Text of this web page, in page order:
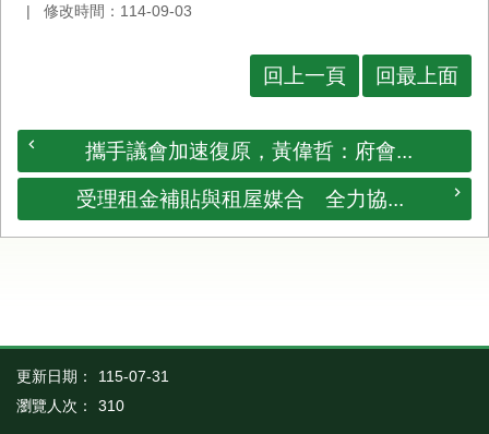
修改時間：114-09-03
回上一頁 回最上面
攜手議會加速復原，黃偉哲：府會...
受理租金補貼與租屋媒合 全力協...
更新日期：
115-07-31
瀏覽人次：
310